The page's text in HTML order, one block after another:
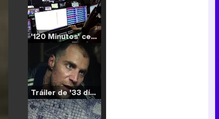
'120 Minutos' celebra sus 2.000 programas en Telemadrid con un vídeo del día a día en la redacción
Tráiler de '33 días', la nueva serie de Atresplayer con Julián Villagrán y José Manuel Poga